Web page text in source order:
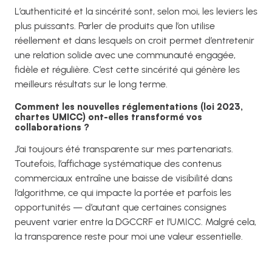
L’authenticité et la sincérité sont, selon moi, les leviers les
plus puissants. Parler de produits que l’on utilise
réellement et dans lesquels on croit permet d’entretenir
une relation solide avec une communauté engagée,
fidèle et régulière. C’est cette sincérité qui génère les
meilleurs résultats sur le long terme.
Comment les nouvelles réglementations (loi 2023,
chartes UMICC) ont-elles transformé vos
collaborations ?
J’ai toujours été transparente sur mes partenariats.
Toutefois, l’affichage systématique des contenus
commerciaux entraîne une baisse de visibilité dans
l’algorithme, ce qui impacte la portée et parfois les
opportunités — d’autant que certaines consignes
peuvent varier entre la DGCCRF et l’UMICC. Malgré cela,
la transparence reste pour moi une valeur essentielle.